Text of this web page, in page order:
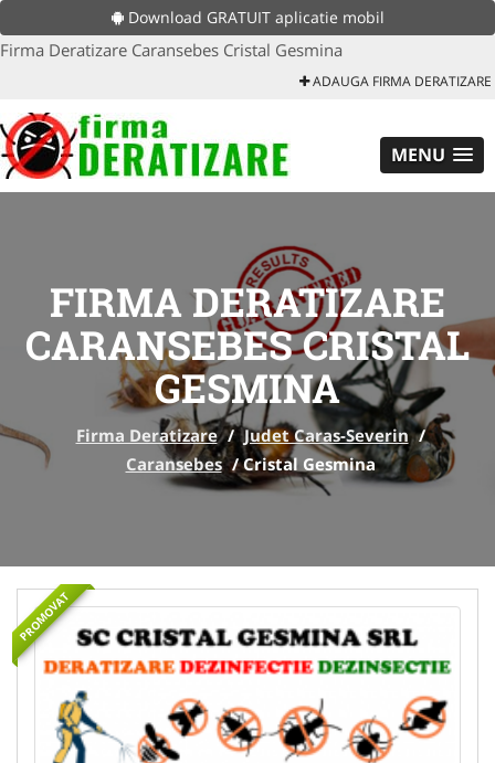
Download GRATUIT aplicatie mobil
Firma Deratizare Caransebes Cristal Gesmina
ADAUGA FIRMA DERATIZARE
MENU
FIRMA DERATIZARE
CARANSEBES CRISTAL
GESMINA
Firma Deratizare / Judet Caras-Severin /
Caransebes /Cristal Gesmina
PROMOVAT